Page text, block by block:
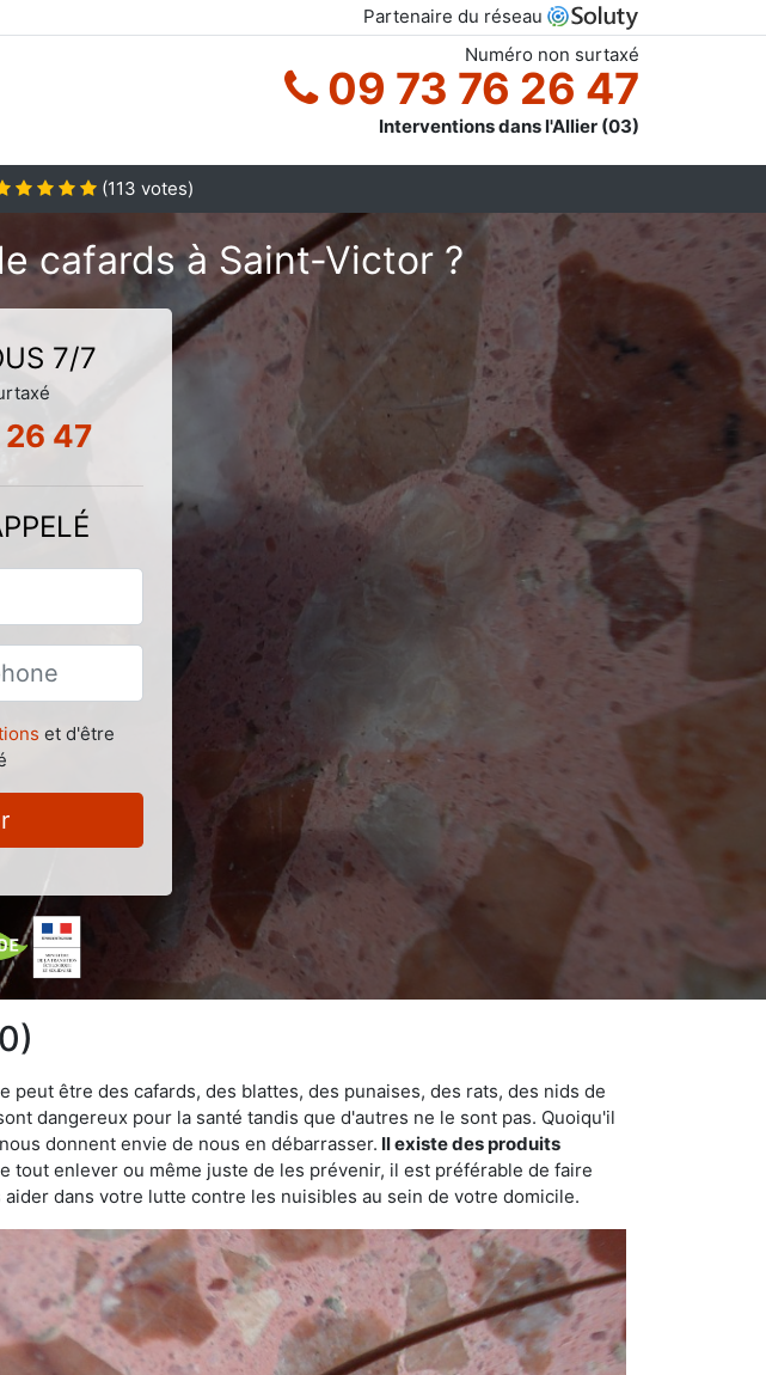
Partenaire du réseau
Numéro non surtaxé
09 73 76 26 47
Interventions dans l'Allier (03)
(113 votes)
cafards à Saint-Victor ?
7/7
47
et d'être
être des cafards, des blattes, des punaises, des rats, des nids de
dangereux pour la santé tandis que d'autres ne le sont pas. Quoiqu'il
donnent envie de nous en débarrasser. Il existe des produits
tout enlever ou même juste de les prévenir, il est préférable de faire
dans votre lutte contre les nuisibles au sein de votre domicile.